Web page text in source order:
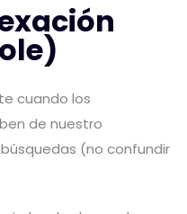
cuando los
de nuestro
(no confundir